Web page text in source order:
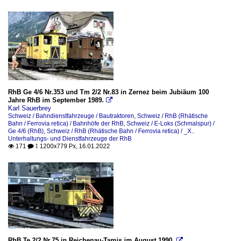
RhB Ge 4/6 Nr.353 und Tm 2/2 Nr.83 in Zernez beim Jubiäum 100
Jahre RhB im September 1989. 
Karl Sauerbrey
Schweiz / Bahndienstfahrzeuge / Bautraktoren, Schweiz / RhB (Rhätische
Bahn / Ferrovia retica) / Bahnhöfe der RhB, Schweiz / E-Loks (Schmalspur) /
Ge 4/6 (RhB), Schweiz / RhB (Rhätische Bahn / Ferrovia retica) / _X..
Unterhaltungs- und Dienstfahrzeuge der RhB
 171  1 1200x779 Px, 16.01.2022